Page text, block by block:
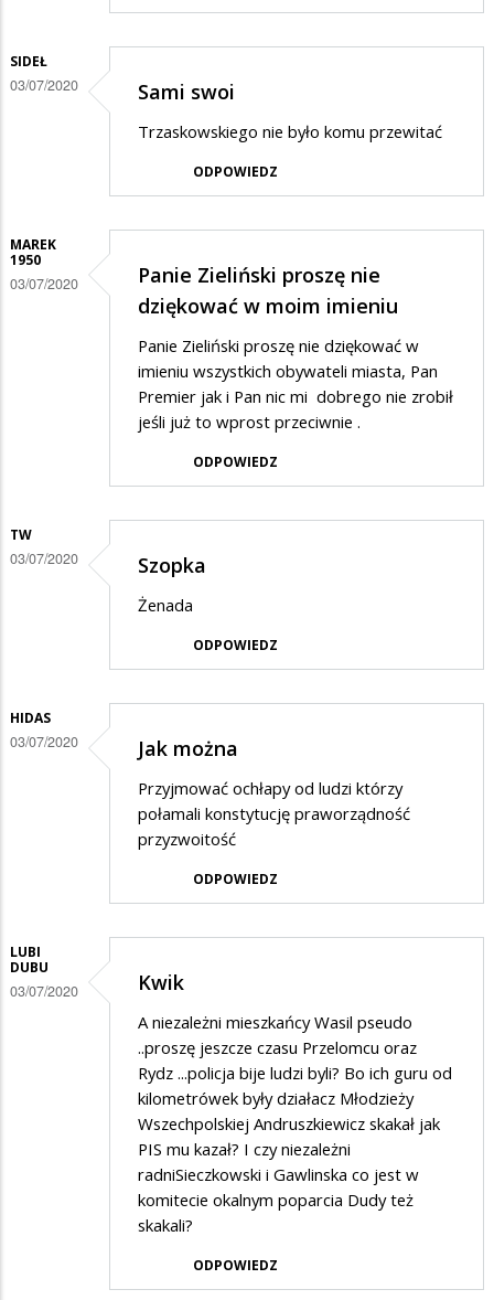
ustaczka
SIDEŁ
03/07/2020 Sami swoi
Trzaskowskiego nie było komu przewitać
ODPOWIEDZ
MAREK
1950
03/07/2020
Panie Zieliński proszę nie
dziękować w moim imieniu
Panie Zieliński proszę nie dziękować w
imieniu wszystkich obywateli miasta, Pan
Premier jak i Pan nic mi dobrego nie zrobił
jeśli już to wprost przeciwnie .
ODPOWIEDZ
TW
03/07/2020 Szopka
Żenada
ODPOWIEDZ
HIDAS
03/07/2020 Jak można
Przyjmować ochłapy od ludzi którzy
połamali konstytucję praworządność
przyzwoitość
ODPOWIEDZ
LUBI
DUBU
03/07/2020 Kwik
A niezależni mieszkańcy Wasil pseudo
..proszę jeszcze czasu Przelomcu oraz
Rydz ...policja bije ludzi byli? Bo ich guru od
kilometrówek były działacz Młodzieży
Wszechpolskiej Andruszkiewicz skakał jak
PIS mu kazał? I czy niezależni
radniSieczkowski i Gawlinska co jest w
komitecie okalnym poparcia Dudy też
skakali?
ODPOWIEDZ